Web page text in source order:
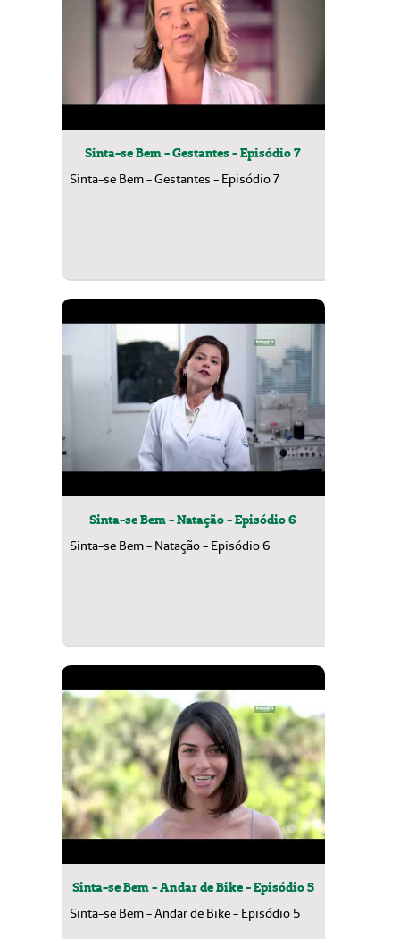
Sinta-se Bem - Gestantes - Episódio 7
Sinta-se Bem - Gestantes - Episódio 7
Sinta-se Bem - Natação - Episódio 6
Sinta-se Bem - Natação - Episódio 6
Sinta-se Bem - Andar de Bike - Episódio 5
Sinta-se Bem - Andar de Bike - Episódio 5